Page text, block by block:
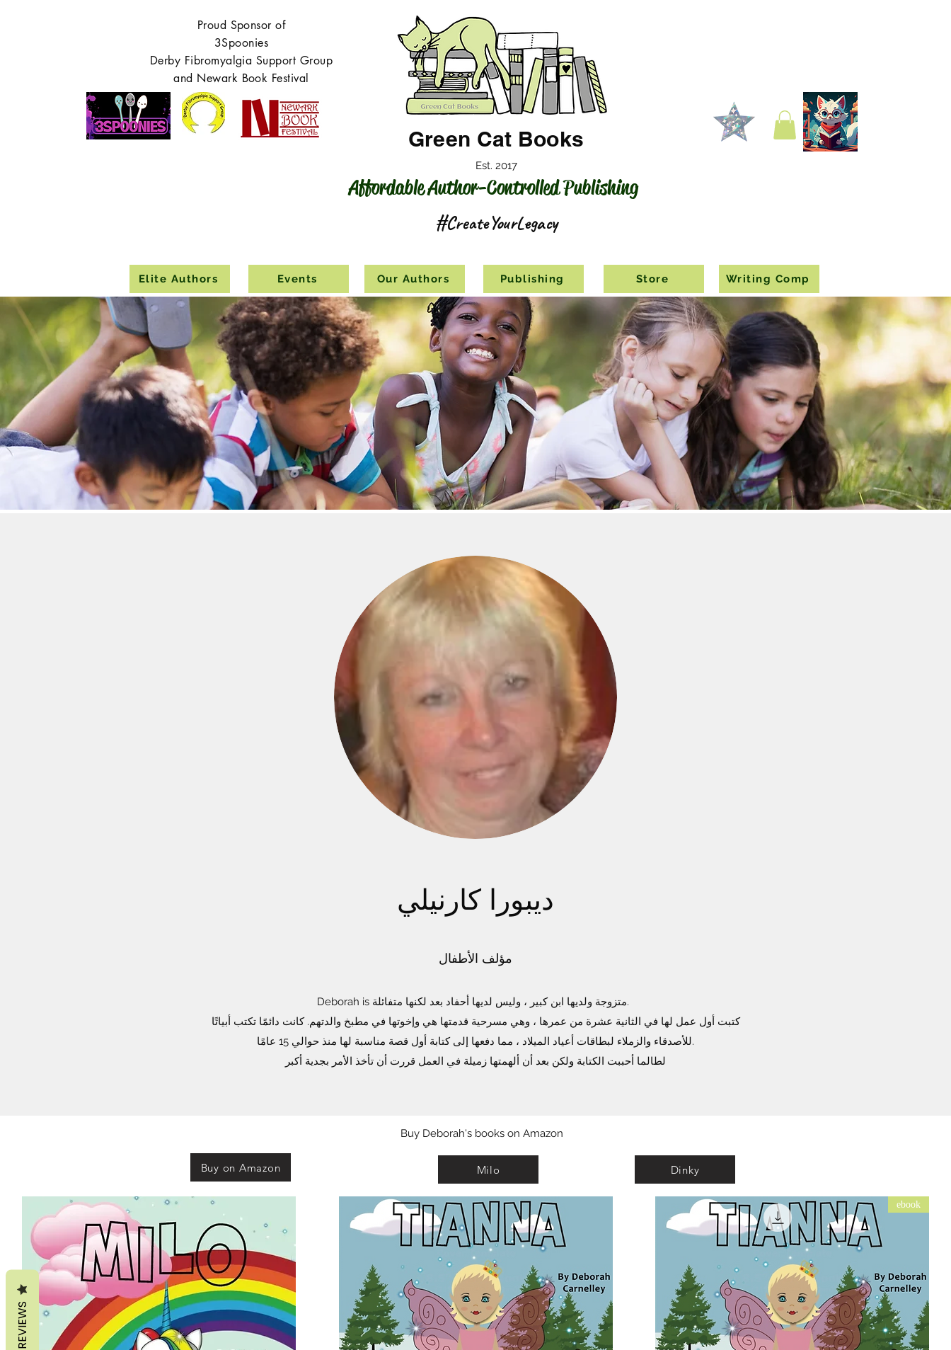
Green Cat Books
Est. 2017
Proud Sponsor of
3Spoonies
Derby Fibromyalgia Support Group
and Newark Book Festival
#CreateYourLegacy
Affordable Author-Controlled Publishing
Elite Authors Events Our Authors Publishing Store Writing Comp
ديبورا كارنيلي
مؤلف الأطفال
Deborah is متزوجة ولديها ابن كبير ، وليس لديها أحفاد بعد لكنها متفائلة.
كتبت أول عمل لها في الثانية عشرة من عمرها ، وهي مسرحية قدمتها هي وإخوتها في مطبخ والدتهم. كانت دائمًا تكتب أبياتًا
للأصدقاء والزملاء لبطاقات أعياد الميلاد ، مما دفعها إلى كتابة أول قصة مناسبة لها منذ حوالي 15 عامًا.
لطالما أحببت الكتابة ولكن بعد أن ألهمتها زميلة في العمل قررت أن تأخذ الأمر بجدية أكبر
Buy Deborah's books on Amazon
ebook
Milo Dinky
Buy on Amazon
REVIEWS